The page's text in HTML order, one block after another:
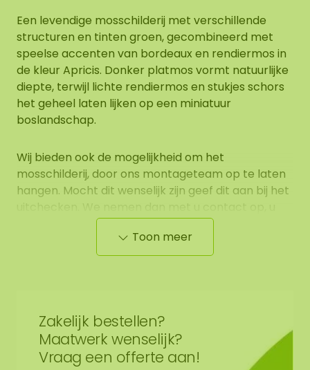
Een levendige mosschilderij met verschillende
structuren en tinten groen, gecombineerd met
speelse accenten van bordeaux en rendiermos in
de kleur Apricis. Donker platmos vormt natuurlijke
diepte, terwijl lichte rendiermos en stukjes schors
het geheel laten lijken op een miniatuur
boslandschap.
Wij bieden ook de mogelijkheid om het
mosschilderij, door ons montageteam op te laten
hangen. Mocht dit wenselijk zijn geef dit aan bij het
ontvangt hiervoor ook een aanvullende prijs.
Op de afbeelding is het patroon zichtbaar van
het aangeschafte mosschilderij afwijken van de
geselecteerde foto. Mocht u een andere maat
wensen? Neem contact met ons op.
Toon meer
Zakelijk bestellen?
Maatwerk wenselijk?
Vraag een offerte aan!